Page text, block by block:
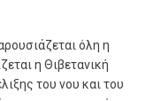
όλη η
η Θιβετανική
του νου και του